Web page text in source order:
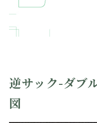
逆サック-ダブ
図